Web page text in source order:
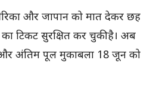
और जापान को मात देकर छह
टिकट सुरक्षित कर चुकी है। अब
अंतिम पूल मुकाबला 18 जून को